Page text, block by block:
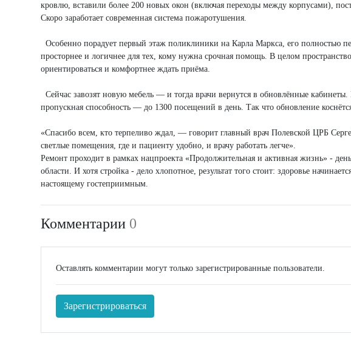
кровлю, вставили более 200 новых окон (включая переходы между корпусами),
Скоро заработает современная система пожаротушения.
Особенно порадует первый этаж поликлиники на Карла Маркса, его полностью
просторнее и логичнее для тех, кому нужна срочная помощь. В целом
ориентироваться и комфортнее ждать приёма.
Сейчас завозят новую мебель — и тогда врачи вернутся в обновлённые
пропускная способность — до 1300 посещений в день. Так что обновление
«Спасибо всем, кто терпеливо ждал, — говорит главный врач Полевской ЦРБ
светлые помещения, где и пациенту удобно, и врачу работать легче».
Ремонт проходит в рамках нацпроекта «Продолжительная и активная жизнь» -
области. И хотя стройка - дело хлопотное, результат того стоит: здоровье
настоящему гостеприимным.
Комментарии 0
Оставлять комментарии могут только зарегистрированные пользователи.
Зарегистрироваться